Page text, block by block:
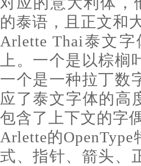
的泰语，且正文和
Arlette Thai泰文
上。一个是以棕榈
一个是一种拉丁数
应了泰文字体的高
包含了上下文的字
Arlette的
式、指针、箭头、